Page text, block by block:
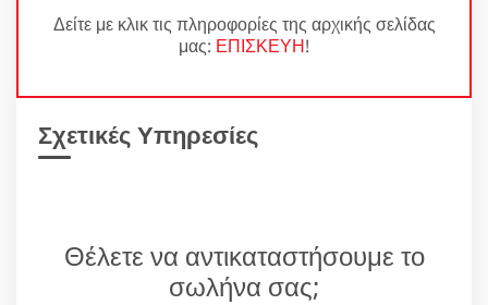
Δείτε με κλικ τις πληροφορίες της αρχικής σελίδας
μας: ΕΠΙΣΚΕΥΗ!
Σχετικές Υπηρεσίες
Θέλετε να αντικαταστήσουμε το
σωλήνα σας;